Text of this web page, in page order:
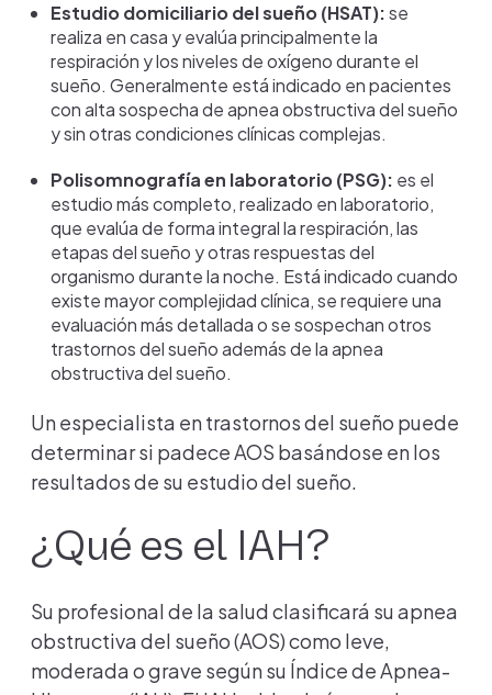
Estudio domiciliario del sueño (HSAT):se
realiza en casa y evalúa principalmente la
respiración y los niveles de oxígeno durante el
sueño. Generalmente está indicado en pacientes
con alta sospecha de apnea obstructiva del sueño
y sin otras condiciones clínicas complejas.
Polisomnografía en laboratorio (PSG): es el
estudio más completo, realizado en laboratorio,
que evalúa de forma integral la respiración, las
etapas del sueño y otras respuestas del
organismo durante la noche. Está indicado cuando
existe mayor complejidad clínica, se requiere una
evaluación más detallada o se sospechan otros
trastornos del sueño además de la apnea
obstructiva del sueño.
Un especialista en trastornos del sueño puede
determinar si padece AOS basándose en los
resultados de su estudio del sueño.
¿Qué es el IAH?
Su profesional de la salud clasificará su apnea
obstructiva del sueño (AOS) como leve,
moderada o grave según su Índice de Apnea-